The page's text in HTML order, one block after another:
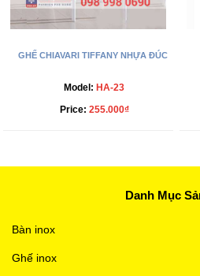
GHẾ CHIAVARI TIFFANY NHỰA ĐÚC
Model: HA-23
Price: 255.000₫
Danh Mục
Bàn inox
Ghế inox